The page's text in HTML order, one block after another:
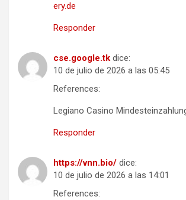
ery.de
Responder
cse.google.tk dice:
10 de julio de 2026 a las 05:45
References:
Legiano Casino
Responder
https://vnn.bio/ dice:
10 de julio de 2026 a las 14:01
References: